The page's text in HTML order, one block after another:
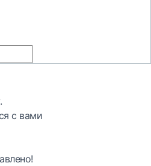
с вами